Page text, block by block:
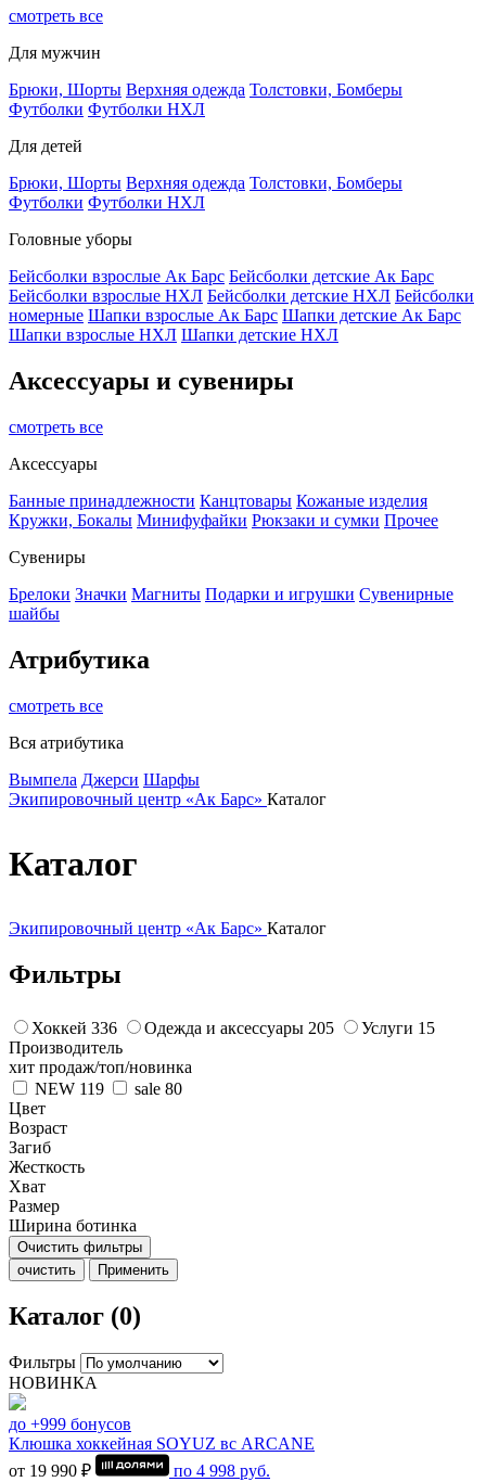
смотреть все
Для мужчин
Брюки, Шорты Верхняя одежда Толстовки, Бомберы
Футболки Футболки НХЛ
Для детей
Брюки, Шорты Верхняя одежда Толстовки, Бомберы
Футболки Футболки НХЛ
Головные уборы
Бейсболки взрослые Ак Барс Бейсболки детские Ак Барс
Бейсболки взрослые НХЛ Бейсболки детские НХЛ Бейсболки
номерные Шапки взрослые Ак Барс Шапки детские Ак Барс
Шапки взрослые НХЛ Шапки детские НХЛ
Аксессуары и сувениры
смотреть все
Аксессуары
Банные принадлежности Канцтовары Кожаные изделия
Кружки, Бокалы Минифуфайки Рюкзаки и сумки Прочее
Сувениры
Брелоки Значки Магниты Подарки и игрушки Сувенирные
шайбы
Атрибутика
смотреть все
Вся атрибутика
Вымпела Джерси Шарфы
Экипировочный центр «Ак Барс» Каталог
Каталог
Экипировочный центр «Ак Барс» Каталог
Фильтры
Хоккей 336 Одежда и аксессуары 205 Услуги 15
Производитель
хит продаж/топ/новинка
NEW 119 sale 80
Цвет
Возраст
Загиб
Жесткость
Хват
Размер
Ширина ботинка
Очистить фильтры
очистить
Применить
Каталог (0)
Фильтры
НОВИНКА
до +999 бонусов
Клюшка хоккейная SOYUZ вс ARCANE
от 19 990 ₽
по 4 998 руб.